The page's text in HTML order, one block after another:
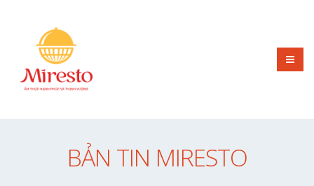
BẢN TIN MIRESTO